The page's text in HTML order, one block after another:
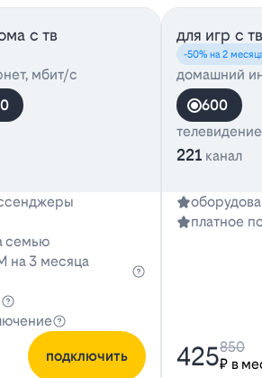
с тв
мбит/с
семью
на 3 месяца
подключить
для игр с тв
-50% на 2
домашний
600
телевидение
221 канал
платное
425₽ в
850